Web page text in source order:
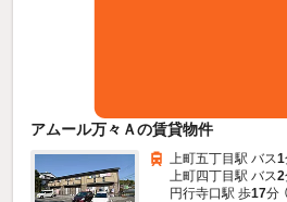
アムール万々Ａの賃貸物件
上町五丁目駅 バス1
上町四丁目駅 バス2
円行寺口駅 歩17分